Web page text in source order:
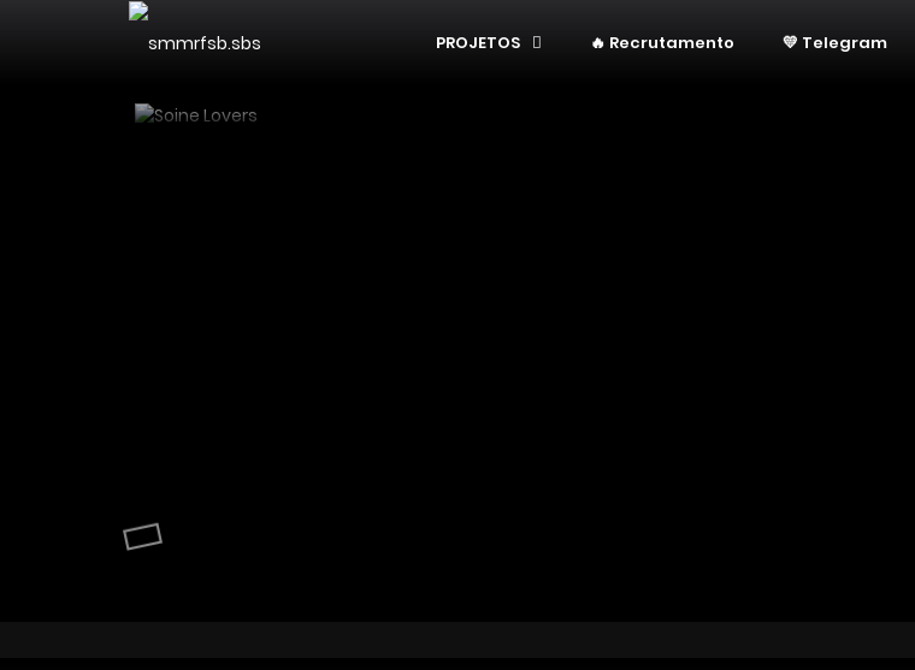
PROJETOS 🔥 Recrutamento 💛 Telegram